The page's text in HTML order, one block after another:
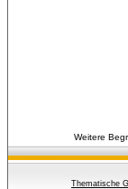
Weitere
Thematische